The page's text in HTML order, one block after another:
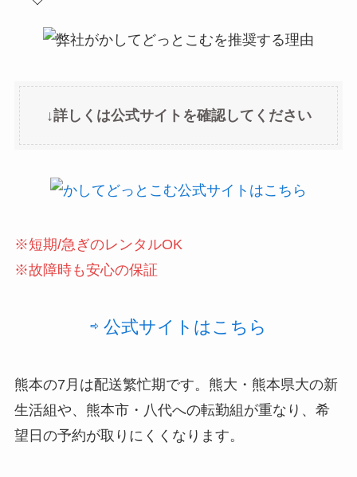
↓詳しくは公式サイトを確認してください
※短期/急ぎのレンタルOK
※故障時も安心の保証
⇨ 公式サイトはこちら
熊本の7月は配送繁忙期です。熊大・熊本県大の新
生活組や、熊本市・八代への転勤組が重なり、希
望日の予約が取りにくくなります。